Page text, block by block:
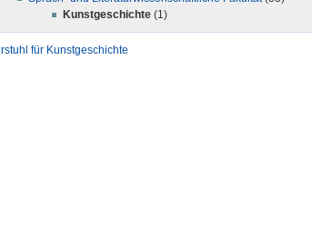
Kunstgeschichte (1)
für Kunstgeschichte